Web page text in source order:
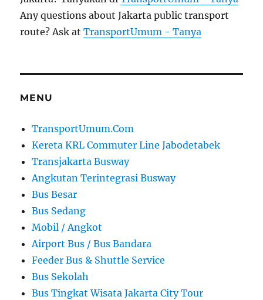
Any questions about Jakarta public transport
route? Ask atTransportUmum - Tanya
MENU
TransportUmum.Com
Kereta KRL Commuter Line Jabodetabek
Transjakarta Busway
Angkutan Terintegrasi Busway
Bus Besar
Bus Sedang
Mobil / Angkot
Airport Bus / Bus Bandara
Feeder Bus & Shuttle Service
Bus Sekolah
Bus Tingkat Wisata Jakarta City Tour